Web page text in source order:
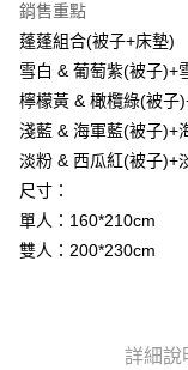
Google Pay
全盈+PAY
大哥付你分期
相關說明
【大哥付你分期使用說
1.本服務由台灣大哥大提
2.付款方式選擇「大哥付
流程，驗證手機門號後
成交易。
【繳款方式說明】
AFTEE先享後付
相關說明
【關於「AFTEE先享後付
AFTEE先享後付是「在
３．安心：先確認商品
ATM付款
銷售重點
蓬蓬組合(被子+床墊)
雪白 & 葡萄紫(被子)+
檸檬黃 & 橄欖綠(被子
淺藍 & 海軍藍(被子)+
淡粉 & 西瓜紅(被子)+
尺寸：
單人：160*210cm
雙人：200*230cm
詳細說